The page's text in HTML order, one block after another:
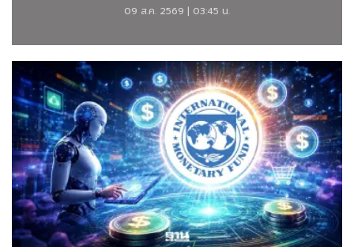
หุ้น
ตลาด
ทุน
อัตรา
แลก
เปลี่ยน
ทองคำ
09 ส.ค. 2569 | 03:45 น.